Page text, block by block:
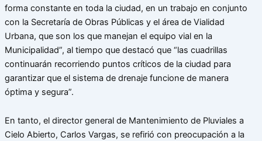
forma constante en toda la ciudad, en un trabajo en conjunto
con la Secretaría de Obras Públicas y el área de Vialidad
Urbana, que son los que manejan el equipo vial en la
Municipalidad”, al tiempo que destacó que “las cuadrillas
continuarán recorriendo puntos críticos de la ciudad para
garantizar que el sistema de drenaje funcione de manera
óptima y segura”.
En tanto, el director general de Mantenimiento de Pluviales a
Cielo Abierto, Carlos Vargas, se refirió con preocupación a la